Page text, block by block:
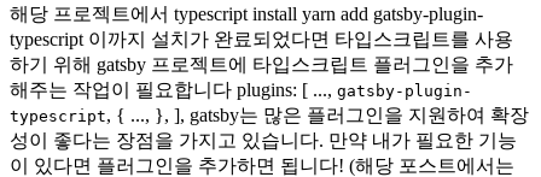
해당 프로젝트에서 typescript install yarn add gatsby-plugin-
typescript 이까지 설치가 완료되었다면 타입스크립트를 사용
하기 위해 gatsby 프로젝트에 타입스크립트 플러그인을 추가
해주는 작업이 필요합니다 plugins: [ ..., gatsby-plugin-
typescript, { ..., }, ], gatsby는 많은 플러그인을 지원하여 확장
성이 좋다는 장점을 가지고 있습니다. 만약 내가 필요한 기능
이 있다면 플러그인을 추가하면 됩니다! (해당 포스트에서는